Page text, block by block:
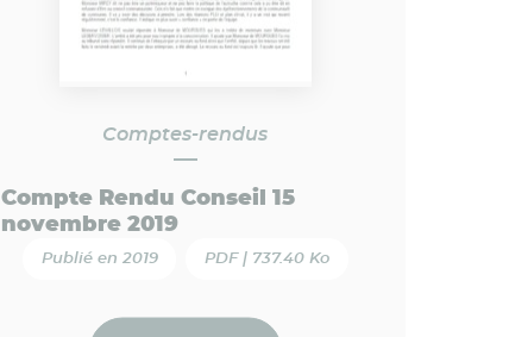
Comptes-rendus
Compte Rendu Conseil 15
novembre 2019
Publié en 2019 PDF | 737.40 Ko